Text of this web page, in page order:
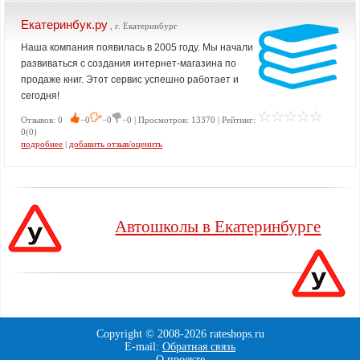
Екатеринбук.ру , г. Екатеринбург
Наша компания появилась в 2005 году. Мы начали
развиваться с создания интернет-магазина по
продаже книг. Этот сервис успешно работает и
сегодня!
Отзывов: 0 −0 −0
−0 | Просмотров: 13370 | Рейтинг:
0(0)
подробнее | добавить отзыв/оценить
Автошколы в Екатеринбурге
Copyright © 2008-2026 rateshops.ru
E-mail: Обратная связь